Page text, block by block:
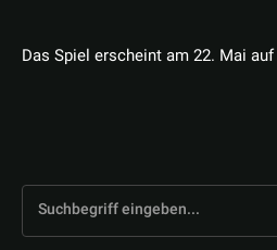
Das Spiel erscheint am 22. Mai auf
Suchbegriff eingeben...